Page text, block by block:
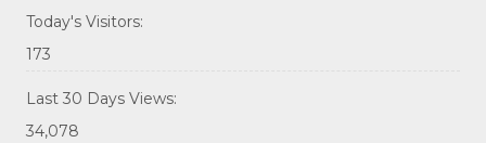
Today's Visitors:
173
Last 30 Days Views:
34,078